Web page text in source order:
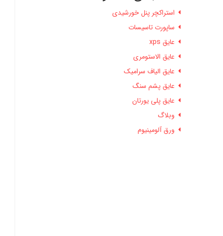
استراکچر پنل خورشیدی
ساپورت تاسیسات
عایق xps
عایق الاستومری
عایق الیاف سرامیک
عایق پشم سنگ
عایق پلی یورتان
وبلاگ
ورق آلومینیوم